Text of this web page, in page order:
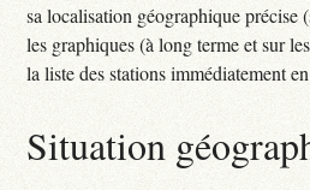
sa localisation géographique précise
les graphiques (à long terme et sur
la liste des stations immédiatement
Situation